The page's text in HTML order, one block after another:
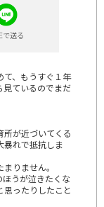
で送る
て、もうすぐ１年
見ているのでまだ
所が近づいてくる
暴れで抵抗しま
りません。
うが泣きたくな
思ったりしたこと